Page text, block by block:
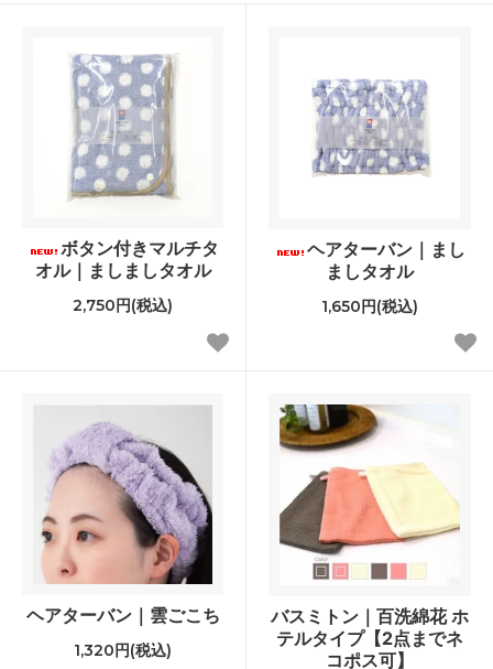
ボタン付きマルチタ
オル｜ましましタオル
2,750円(税込)
ヘアターバン｜まし
ましタオル
1,650円(税込)
ヘアターバン｜雲ごこち
1,320円(税込)
バスミトン｜百洗綿花 ホ
テルタイプ【2点までネ
コポス可】